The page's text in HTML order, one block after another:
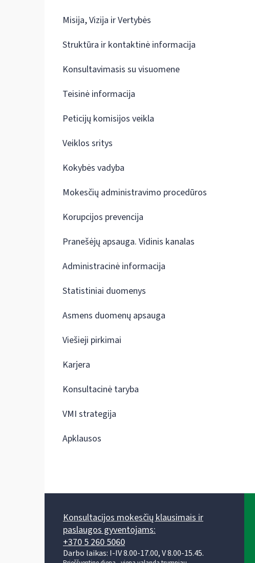
Misija, Vizija ir Vertybės
Struktūra ir kontaktinė informacija
Konsultavimasis su visuomene
Teisinė informacija
Peticijų komisijos veikla
Veiklos sritys
Kokybės vadyba
Mokesčių administravimo procedūros
Korupcijos prevencija
Pranešėjų apsauga. Vidinis kanalas
Administracinė informacija
Statistiniai duomenys
Asmens duomenų apsauga
Viešieji pirkimai
Karjera
Konsultacinė taryba
VMI strategija
Apklausos
Konsultacijos mokesčių klausimais ir
paslaugos gyventojams:
+370 5 260 5060
Darbo laikas: I-IV 8.00-17.00, V 8.00-15.45.